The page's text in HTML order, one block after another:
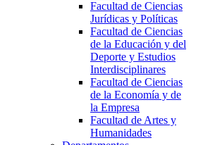
Facultad de Ciencias
Jurídicas y Políticas
Facultad de Ciencias
de la Educación y del
Deporte y Estudios
Interdisciplinares
Facultad de Ciencias
de la Economía y de
la Empresa
Facultad de Artes y
Humanidades